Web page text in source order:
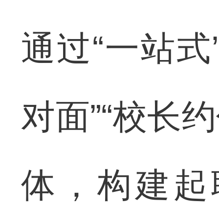
通过“一站
对面”“校长
体，构建